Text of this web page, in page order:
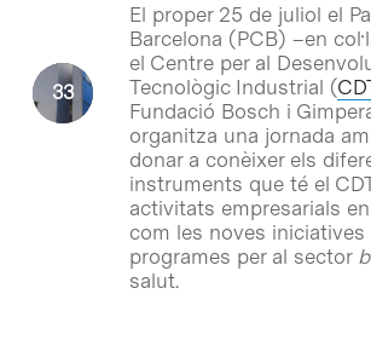
El proper 25 de juliol el
Barcelona (PCB) –en
el Centre per al
Tecnològic Industrial (
Fundació Bosch i
organitza una jornada
donar a conèixer els
instruments que té el
activitats empresarials
com les noves iniciatives
programes per al sector
salut.